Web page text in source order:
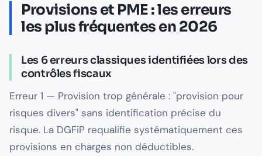
Provisions et PME : les erreurs
les plus fréquentes en 2026
Les 6 erreurs classiques identifiées lors des
contrôles fiscaux
Erreur 1 — Provision trop générale : "provision pour
risques divers" sans identification précise du
risque. La DGFiP requalifie systématiquement ces
provisions en charges non déductibles.